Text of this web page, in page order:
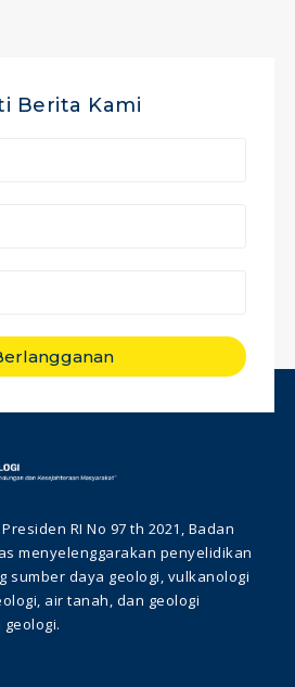
Berita Kami
RI No 97 th 2021, Badan
menyelenggarakan penyelidikan
sumber daya geologi, vulkanologi
air tanah, dan geologi